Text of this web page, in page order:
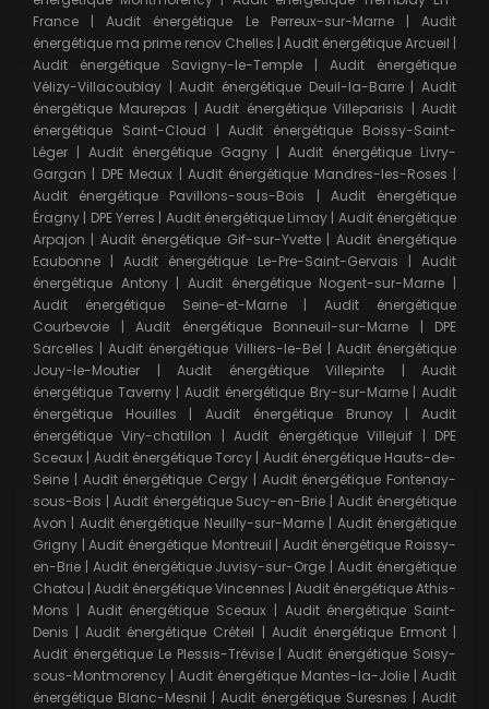
France |Audit énergétique Le Perreux-sur-Marne|Audit
énergétique ma prime renov Chelles | Audit énergétique Arcueil |
Audit énergétique Savigny-le-Temple | Audit énergétique
Vélizy-Villacoublay |Audit énergétique Deuil-la-Barre|Audit
énergétique Maurepas |Audit énergétique Villeparisis |Audit
énergétique Saint-Cloud |Audit énergétique Boissy-Saint-
Léger | Audit énergétique Gagny | Audit énergétique Livry-
Gargan | DPE Meaux | Audit énergétique Mandres-les-Roses |
Audit énergétique Pavillons-sous-Bois | Audit énergétique
Éragny | DPE Yerres | Audit énergétique Limay | Audit énergétique
Arpajon | Audit énergétique Gif-sur-Yvette| Audit énergétique
Eaubonne | Audit énergétique Le-Pre-Saint-Gervais | Audit
énergétique Antony|Audit énergétique Nogent-sur-Marne |
Audit énergétique Seine-et-Marne|Audit énergétique
Courbevoie | Audit énergétique Bonneuil-sur-Marne | DPE
Sarcelles |Audit énergétique Villiers-le-Bel | Audit énergétique
Jouy-le-Moutier | Audit énergétique Villepinte | Audit
énergétique Taverny|Audit énergétique Bry-sur-Marne|Audit
énergétique Houilles |Audit énergétique Brunoy|Audit
énergétique Viry-chatillon |Audit énergétique Villejuif | DPE
Sceaux | Audit énergétique Torcy | Audit énergétique Hauts-de-
Seine | Audit énergétique Cergy | Audit énergétique Fontenay-
sous-Bois | Audit énergétique Sucy-en-Brie |Audit énergétique
Avon | Audit énergétique Neuilly-sur-Marne| Audit énergétique
Grigny |Audit énergétique Montreuil | Audit énergétique Roissy-
en-Brie | Audit énergétique Juvisy-sur-Orge |Audit énergétique
Chatou | Audit énergétique Vincennes | Audit énergétique Athis-
Mons | Audit énergétique Sceaux | Audit énergétique Saint-
Denis |Audit énergétique Créteil | Audit énergétique Ermont|
Audit énergétique Le Plessis-Trévise|Audit énergétique Soisy-
sous-Montmorency | Audit énergétique Mantes-la-Jolie | Audit
énergétique Blanc-Mesnil | Audit énergétique Suresnes | Audit